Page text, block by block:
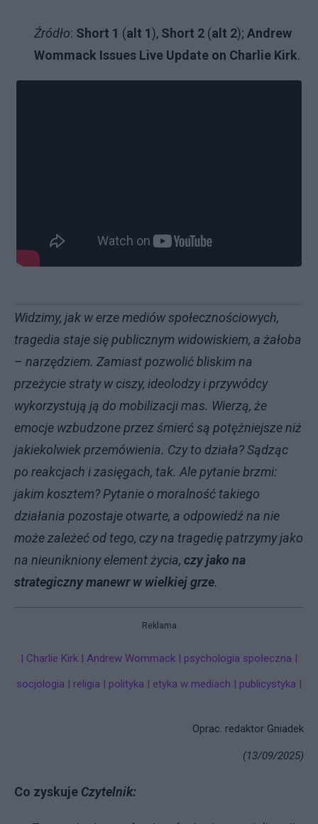
Źródło: Short 1 (alt 1), Short 2 (alt 2); Andrew
Wommack Issues Live Update on Charlie Kirk.
Widzimy, jak w erze mediów społecznościowych,
tragedia staje się publicznym widowiskiem, a żałoba
– narzędziem. Zamiast pozwolić bliskim na
przeżycie straty w ciszy, ideolodzy i przywódcy
wykorzystują ją do mobilizacji mas. Wierzą, że
emocje wzbudzone przez śmierć są potężniejsze niż
jakiekolwiek przemówienia. Czy to działa? Sądząc
po reakcjach i zasięgach, tak. Ale pytanie brzmi:
jakim kosztem? Pytanie o moralność takiego
działania pozostaje otwarte, a odpowiedź na nie
może zależeć od tego, czy na tragedię patrzymy jako
na nieunikniony element życia, czy jako na
strategiczny manewr w wielkiej grze.
Reklama
| Charlie Kirk | Andrew Wommack | psychologia społeczna |
socjologia | religia | polityka | etyka w mediach | publicystyka |
Oprac. redaktor Gniadek
(13/09/2025)
Co zyskuje Czytelnik: